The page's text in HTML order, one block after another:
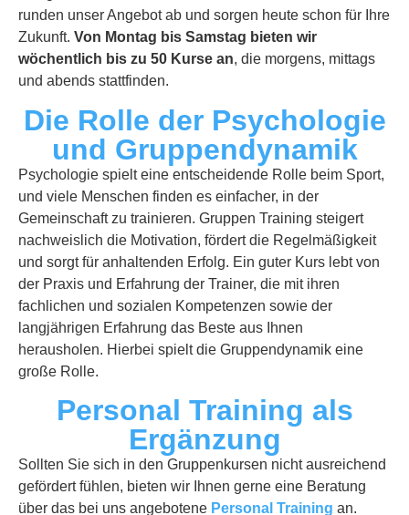
runden unser Angebot ab und sorgen heute schon für Ihre
Zukunft. Von Montag bis Samstag bieten wir
wöchentlich bis zu 50 Kurse an, die morgens, mittags
und abends stattfinden.
Die Rolle der Psychologie
und Gruppendynamik
Psychologie spielt eine entscheidende Rolle beim Sport,
und viele Menschen finden es einfacher, in der
Gemeinschaft zu trainieren. Gruppen Training steigert
nachweislich die Motivation, fördert die Regelmäßigkeit
und sorgt für anhaltenden Erfolg. Ein guter Kurs lebt von
der Praxis und Erfahrung der Trainer, die mit ihren
fachlichen und sozialen Kompetenzen sowie der
langjährigen Erfahrung das Beste aus Ihnen
herausholen. Hierbei spielt die Gruppendynamik eine
große Rolle.
Personal Training als
Ergänzung
Sollten Sie sich in den Gruppenkursen nicht ausreichend
gefördert fühlen, bieten wir Ihnen gerne eine Beratung
über das bei uns angebotene Personal Training an.